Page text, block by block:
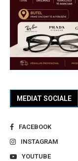
MEDIAT SOCIALE
FACEBOOK
INSTAGRAM
YOUTUBE